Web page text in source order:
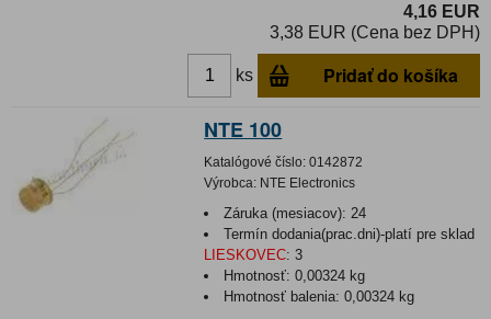
4,16 EUR
3,38 EUR (Cena bez DPH)
ks Pridať do košíka
NTE 100
Katalógové číslo: 0142872
Výrobca: NTE Electronics
Záruka (mesiacov): 24
Termín dodania(prac.dni)-platí pre sklad
LIESKOVEC: 3
Hmotnosť:0,00324 kg
Hmotnosť balenia:0,00324 kg